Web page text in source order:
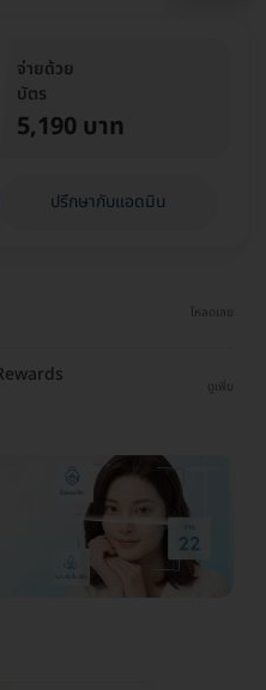
จ่ายด้วย
บัตร
5,190 บาท
ปรึกษากับแอดมิน
โหลดเลย
ดูเพิ่ม